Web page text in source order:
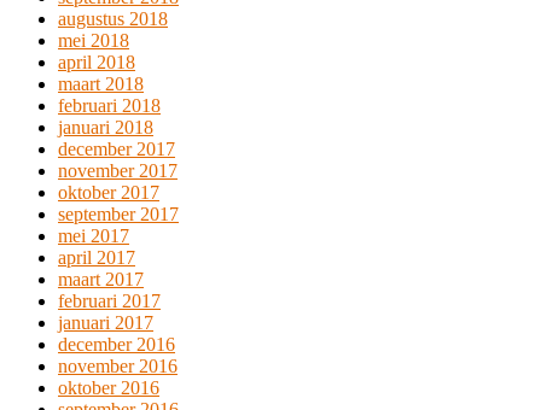
augustus 2018
mei 2018
april 2018
maart 2018
februari 2018
januari 2018
december 2017
november 2017
oktober 2017
september 2017
mei 2017
april 2017
maart 2017
februari 2017
januari 2017
december 2016
november 2016
oktober 2016